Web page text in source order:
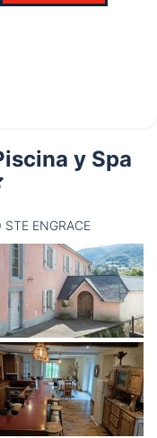
y Spa
ENGRACE